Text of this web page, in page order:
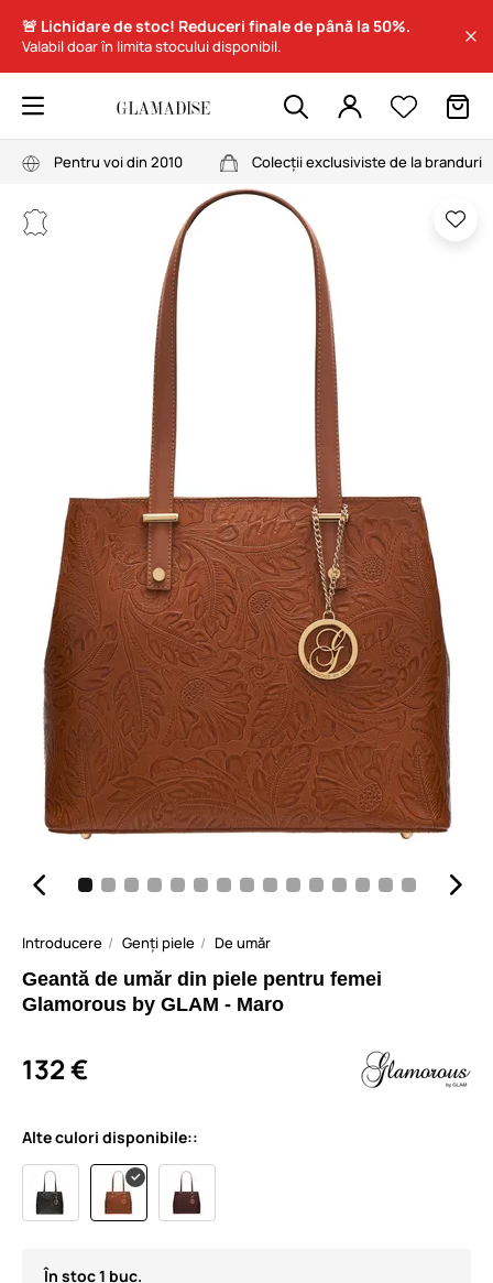
🚨 Lichidare de stoc! Reduceri finale de până la 50%.
Valabil doar în limita stocului disponibil.
Pentru voi din 2010 Colecții exclusiviste de la branduri
Introducere Genți piele De umăr
Geantă de umăr din piele pentru femei
Glamorous by GLAM - Maro
132 €
Alte culori disponibile::
În stoc 1 buc.